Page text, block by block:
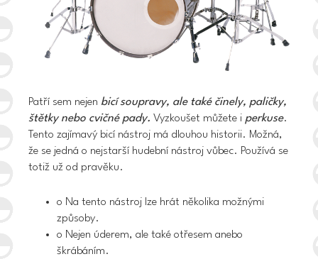
Patří sem nejen bicí soupravy, ale také činely, paličky,
štětky nebo cvičné pady. Vyzkoušet můžete i perkuse.
Tento zajímavý bicí nástroj má dlouhou historii. Možná,
že se jedná o nejstarší hudební nástroj vůbec. Používá se
totiž už od pravěku.
o Na tento nástroj lze hrát několika možnými
způsoby.
o Nejen úderem, ale také otřesem anebo
škrábáním.